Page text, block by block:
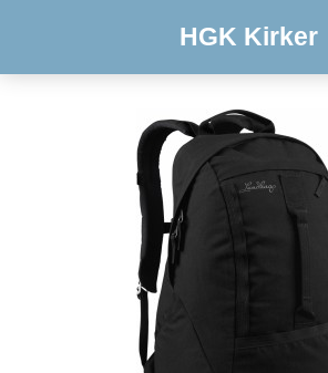
HGK Kirker